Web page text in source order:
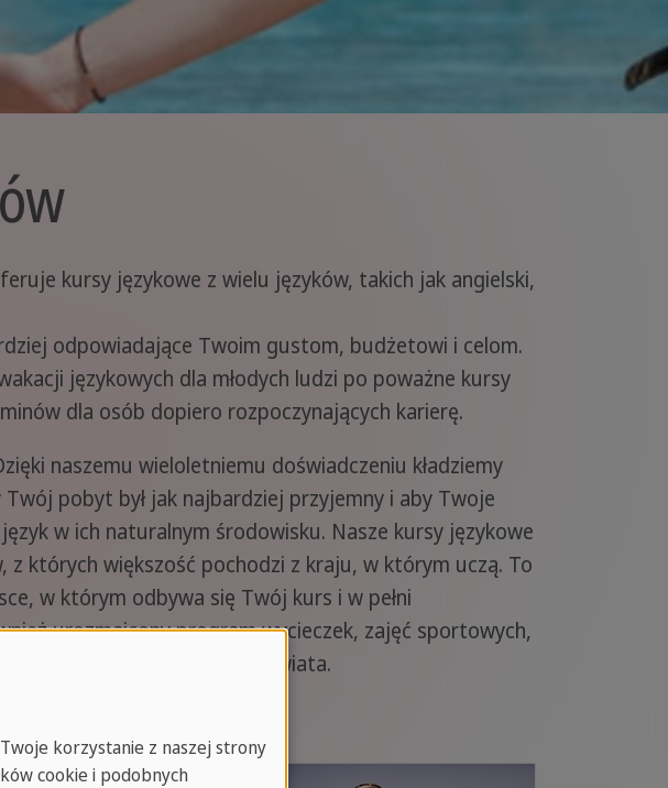
kursy językowe z wielu języków, takich jak angielski,
odpowiadające Twoim gustom, budżetowi i celom.
językowych dla młodych ludzi po poważne kursy
dla osób dopiero rozpoczynających karierę.
naszemu wieloletniemu doświadczeniu kładziemy
pobyt był jak najbardziej przyjemny i aby Twoje
w ich naturalnym środowisku. Nasze kursy językowe
których większość pochodzi z kraju, w którym uczą. To
w którym odbywa się Twój kurs i w pełni
urozmaicony program wycieczek, zajęć sportowych,
języków i krajów z całego świata.
korzystanie z naszej strony
cookie i podobnych